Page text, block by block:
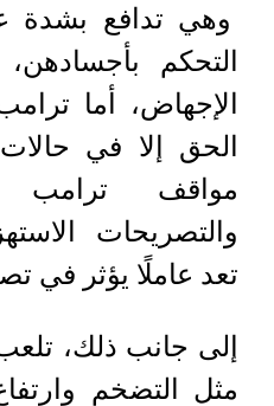
وهي تدافع بشدة
التحكم
الإجهاض، أما
الحق إلا في حالات
مواقف ترامب
والتصريحات
تعد عاملًا يؤثر في
إلى جانب ذلك، تلعب
مثل التضخم